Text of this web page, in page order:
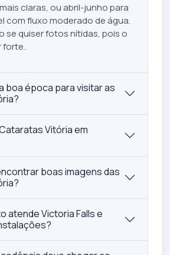
claras, ou abril-junho para
com fluxo moderado de água.
se quiser fotos nítidas, pois o
forte.
boa época para visitar as
Vitória em
boas imagens das
atende Victoria Falls e